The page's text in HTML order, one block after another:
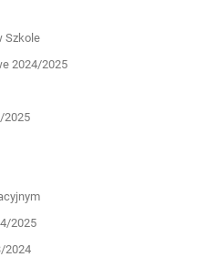
Szkole
2024/2025
2025
2025
2024